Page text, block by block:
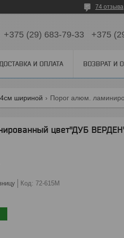
74 отзыва
+375 (29) 683-79-33 +375
ДОСТАВКА И ОПЛАТА ВОЗВРАТ И
шириной
цвет"ДУБ
Код: 72-615М